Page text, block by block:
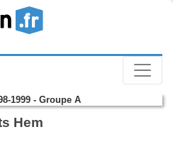
1999 - Groupe A
Hem